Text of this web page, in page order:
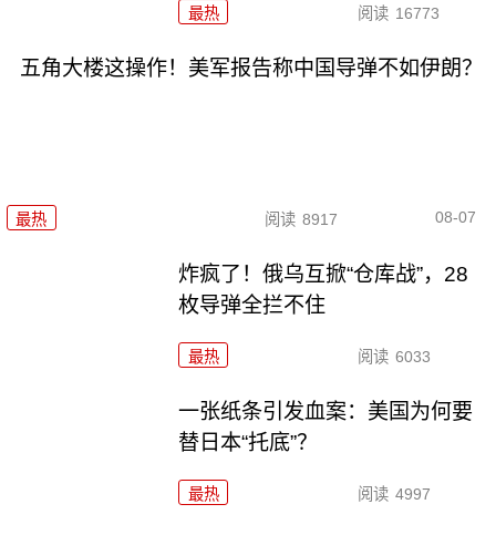
最热 阅读 16773
五角大楼这操作！美军报告称中国导弹不如伊朗？
最热 阅读 8917 08-07
炸疯了！俄乌互掀“仓库战”，28
枚导弹全拦不住
最热 阅读 6033
一张纸条引发血案：美国为何要
替日本“托底”？
最热 阅读 4997